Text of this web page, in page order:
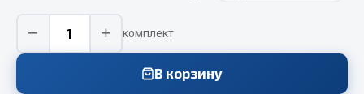
− + комплект
В корзину